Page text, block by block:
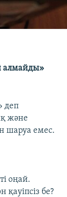
алмайды»
деп
және
шаруа емес.
оңай.
бе?